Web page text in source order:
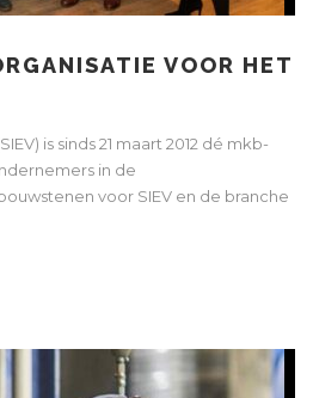
VOOR HET
is sinds 21 maart 2012 dé mkb-
in de
voor SIEV en de branche